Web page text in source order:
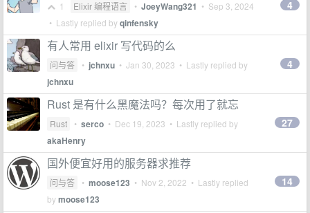
1 Elixir 编程语言 • JoeyWang321 • Sep 3, 2024
• Lastly replied byqinfensky
4
有人常用 elixir 写代码的么
问与答 • jchnxu • Jan 30, 2023 • Lastly replied by
jchnxu
4
Rust 是有什么黑魔法吗？每次用了就忘
Rust • serco • Dec 19, 2023 • Lastly replied by
akaHenry
27
国外便宜好用的服务器求推荐
问与答 • moose123 • Nov 2, 2022 • Lastly replied
bymoose123
14